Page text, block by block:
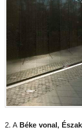
2. A Béke vonal,